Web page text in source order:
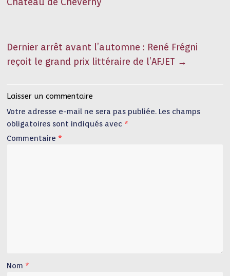
Dernier arrêt avant l’automne : René Frégni
reçoit le grand prix littéraire de l’AFJET →
Laisser un commentaire
Votre adresse e-mail ne sera pas publiée. Les champs
obligatoires sont indiqués avec *
Commentaire *
Nom *